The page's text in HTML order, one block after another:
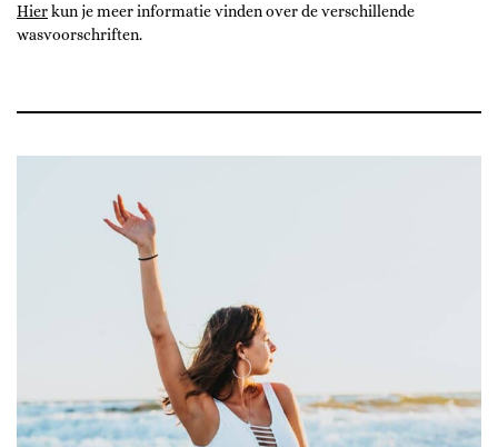
Hierkun je meer informatie vinden over de verschillende
wasvoorschriften.